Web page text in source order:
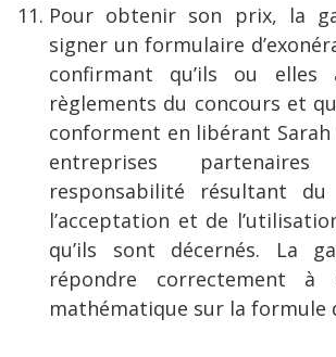
Pour obtenir son prix, la
signer un formulaire
confirmant qu’ils ou elles
règlements du concours et
conforment en libérant
entreprises
responsabilité résultant du
l’acceptation et de
qu’ils sont décernés. La
répondre correctement à
mathématique sur la formule